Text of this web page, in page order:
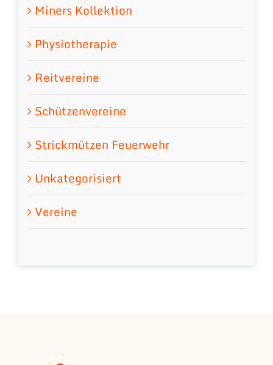
Miners Kollektion
Physiotherapie
Reitvereine
Schützenvereine
Strickmützen Feuerwehr
Unkategorisiert
Vereine